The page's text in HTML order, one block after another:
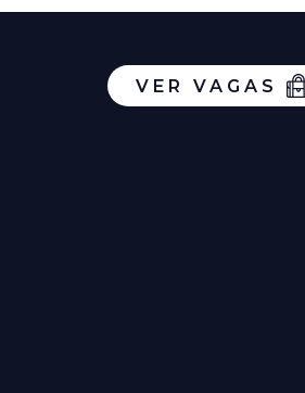
VER VAGAS